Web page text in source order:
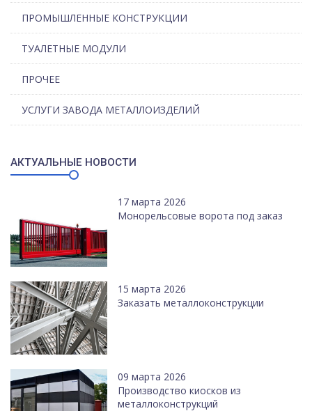
ПРОМЫШЛЕННЫЕ КОНСТРУКЦИИ
ТУАЛЕТНЫЕ МОДУЛИ
ПРОЧЕЕ
УСЛУГИ ЗАВОДА МЕТАЛЛОИЗДЕЛИЙ
АКТУАЛЬНЫЕ НОВОСТИ
17 марта 2026
Монорельсовые ворота под заказ
15 марта 2026
Заказать металлоконструкции
09 марта 2026
Производство киосков из
металлоконструкций